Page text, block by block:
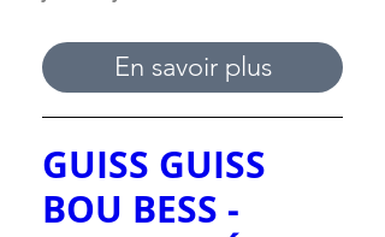
En savoir plus
GUISS GUISS
BOU BESS -